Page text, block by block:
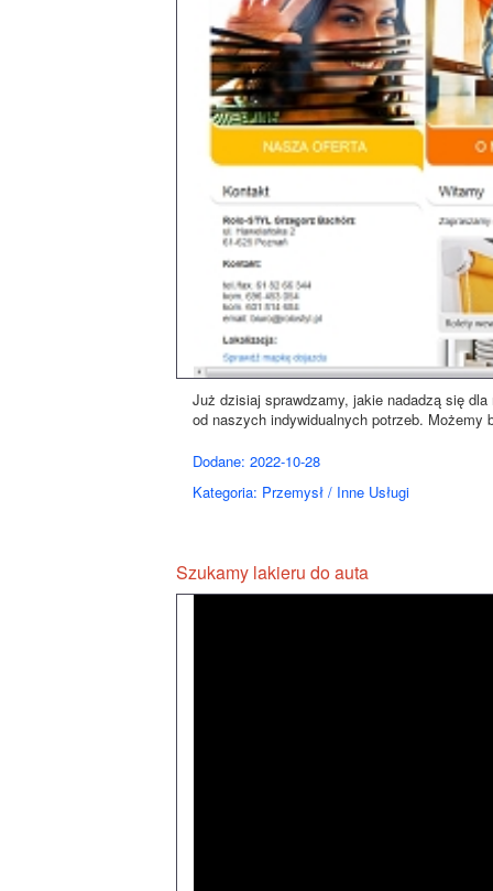
Już dzisiaj sprawdzamy, jakie nadadzą się
od naszych indywidualnych potrzeb. Możemy
Dodane: 2022-10-28
Kategoria: Przemysł / Inne Usługi
Szukamy lakieru do auta